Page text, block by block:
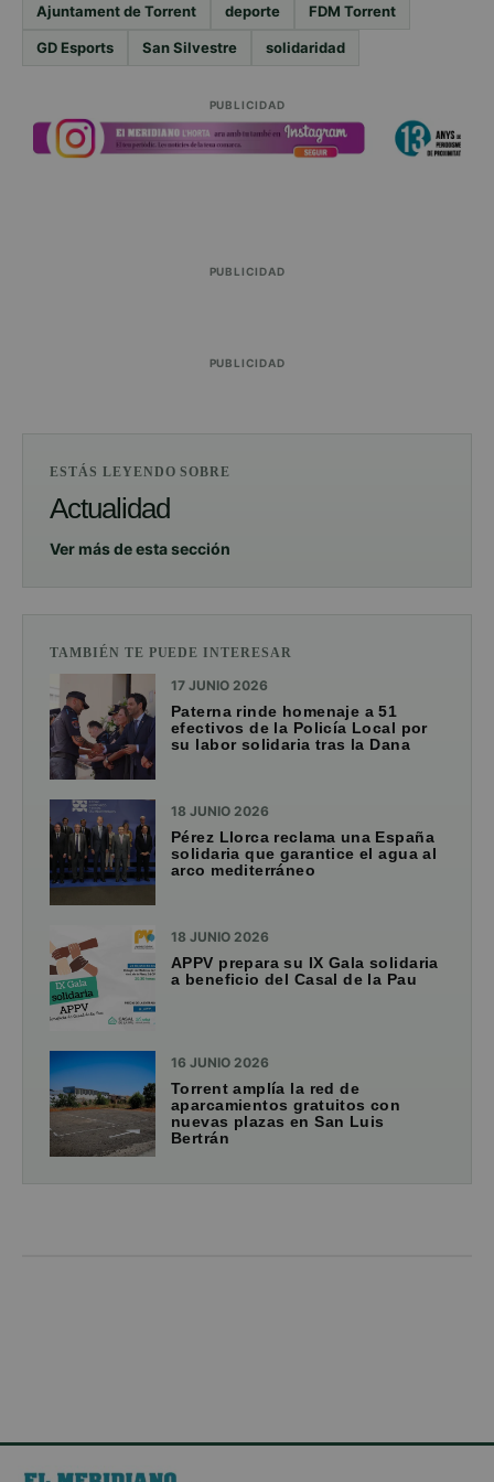
Ajuntament de Torrent deporte FDM Torrent
GD Esports San Silvestre solidaridad
PUBLICIDAD
PUBLICIDAD
PUBLICIDAD
ESTÁS LEYENDO SOBRE
Actualidad
Ver más de esta sección
TAMBIÉN TE PUEDE INTERESAR
17 JUNIO 2026
Paterna rinde homenaje a 51
efectivos de la Policía Local por
su labor solidaria tras la Dana
18 JUNIO 2026
Pérez Llorca reclama una España
solidaria que garantice el agua al
arco mediterráneo
18 JUNIO 2026
APPV prepara su IX Gala solidaria
a beneficio del Casal de la Pau
16 JUNIO 2026
Torrent amplía la red de
aparcamientos gratuitos con
nuevas plazas en San Luis
Bertrán